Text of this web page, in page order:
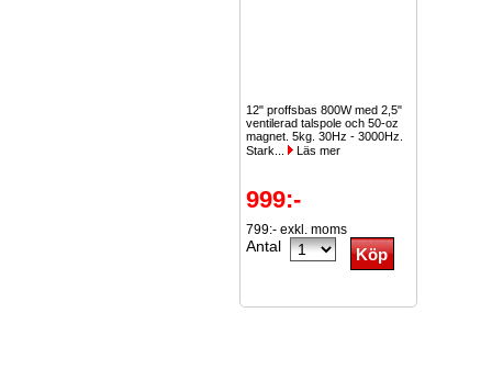
12" proffsbas 800W med 2,5"
ventilerad talspole och 50-oz
magnet. 5kg. 30Hz - 3000Hz.
Stark...
Läs mer
999:-
799:- exkl. moms
Antal